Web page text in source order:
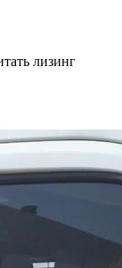
лизинг